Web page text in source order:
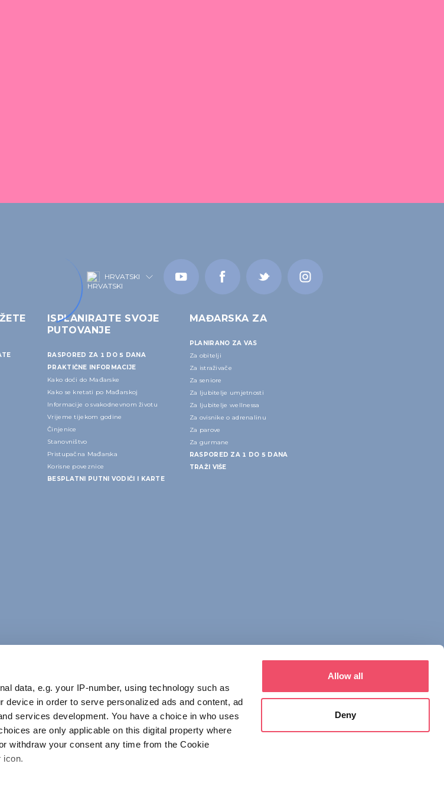
data, e.g. your IP-number, using technology such as
in order to serve personalized ads and content, ad
services development. You have a choice in who uses
are only applicable on this digital property where
withdraw your consent any time from the Cookie
icon.
Allow all
Deny
HRVATSKI
ISPLANIRAJTE SVOJE
PUTOVANJE
RASPORED ZA 1 DO 5 DANA
PRAKTIČNE INFORMACIJE
Kako doći do Mađarske
Kako se kretati po Mađarskoj
Informacije o svakodnevnom životu
Vrijeme tijekom godine
Činjenice
Stanovništvo
Pristupačna Mađarska
Korisne poveznice
BESPLATNI PUTNI VODIČI I KARTE
MAĐARSKA ZA
PLANIRANO ZA VAS
Za obitelji
Za istraživače
Za seniore
Za ljubitelje umjetnosti
Za ljubitelje wellnessa
Za ovisnike o adrenalinu
Za parove
Za gurmane
RASPORED ZA 1 DO 5 DANA
TRAŽI VIŠE